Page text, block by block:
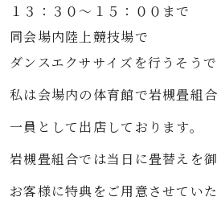
１３：３０～１５：００まで
同会場内陸上競技場で
ダンスエクササイズを行うそうで
私は会場内の体育館で岩槻畳組
一員として出店しております。
岩槻畳組合では当日に畳替えを
お客様に特典をご用意させてい